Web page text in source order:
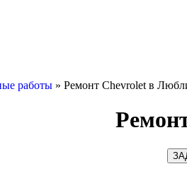
работы » Ремонт Chevrolet в